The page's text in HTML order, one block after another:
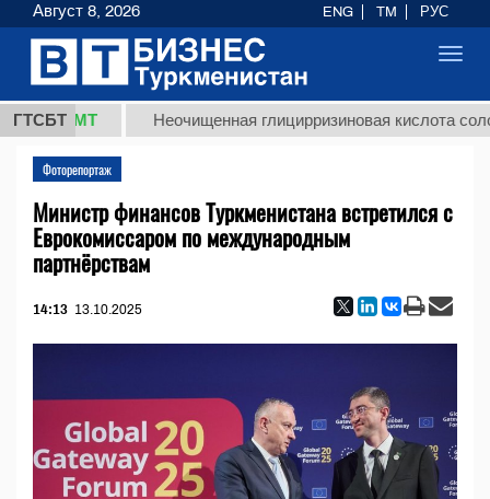
ГТСБТ
ТМТ Неочищенная глицирризиновая кислота
Фоторепортаж
Министр финансов Туркменистана встретился с
Еврокомиссаром по международным
партнёрствам
14:13 13.10.2025
Август 8, 2026 ENG TM РУС